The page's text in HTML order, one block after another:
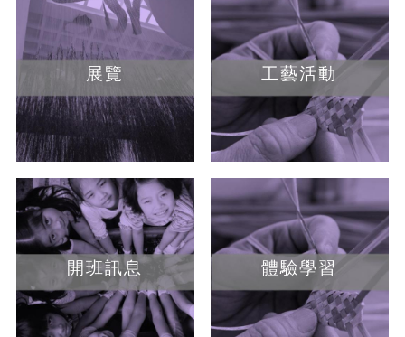
題
展覽 工藝活動
開班訊息 體驗學習